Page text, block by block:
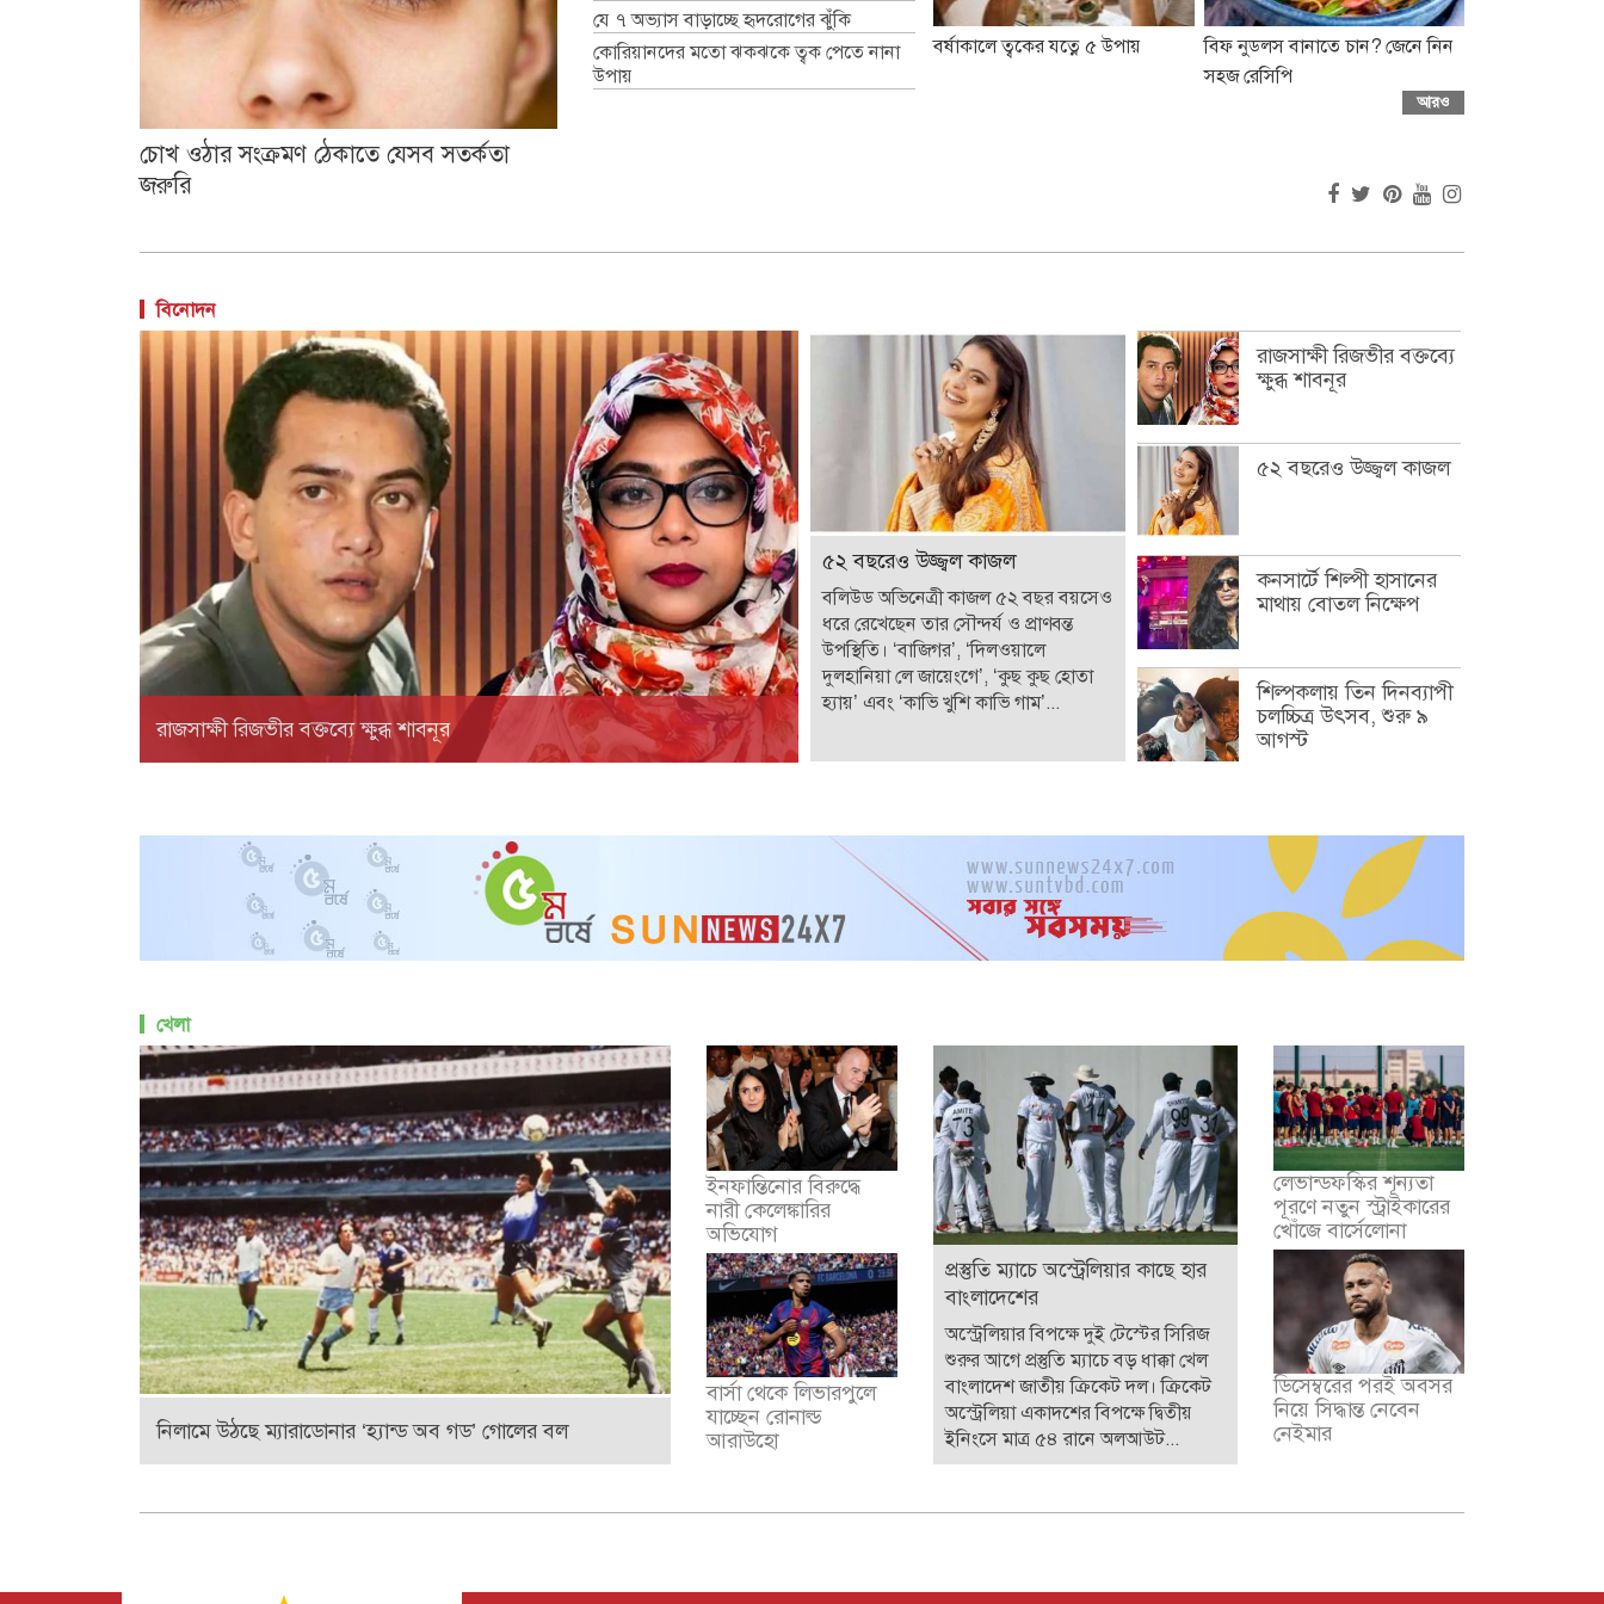
চোখ ওঠার সংক্রমণ ঠেকাতে যেসব সতর্কতা
জরুরি
যে ৭ অভ্যাস বাড়াচ্ছে হৃদরোগের ঝুঁকি
কোরিয়ানদের মতো ঝকঝকে ত্বক পেতে নানা
উপায়
বর্ষাকালে ত্বকের যত্নে ৫ উপায়
বিফ নুডলস বানাতে চান? জেনে নিন
সহজ রেসিপি
আরও
বিনোদন
রাজসাক্ষী রিজভীর বক্তব্যে ক্ষুব্ধ শাবনূর
৫২ বছরেও উজ্জ্বল কাজল
বলিউড অভিনেত্রী কাজল ৫২ বছর বয়সেও
ধরে রেখেছেন তার সৌন্দর্য ও প্রাণবন্ত
উপস্থিতি। ‘বাজিগর’, ‘দিলওয়ালে
দুলহানিয়া লে জায়েংগে’, ‘কুছ কুছ হোতা
হ্যায়’ এবং ‘কাভি খুশি কাভি গাম’...
রাজসাক্ষী রিজভীর বক্তব্যে
ক্ষুব্ধ শাবনূর
৫২ বছরেও উজ্জ্বল কাজল
কনসার্টে শিল্পী হাসানের
মাথায় বোতল নিক্ষেপ
শিল্পকলায় তিন দিনব্যাপী
চলচ্চিত্র উৎসব, শুরু ৯
আগস্ট
খেলা
নিলামে উঠছে ম্যারাডোনার ‘হ্যান্ড অব গড’ গোলের বল
ইনফান্তিনোর বিরুদ্ধে
নারী কেলেঙ্কারির
অভিযোগ
বার্সা থেকে লিভারপুলে
যাচ্ছেন রোনাল্ড
আরাউহো
প্রস্তুতি ম্যাচে অস্ট্রেলিয়ার কাছে হার
বাংলাদেশের
অস্ট্রেলিয়ার বিপক্ষে দুই টেস্টের সিরিজ
শুরুর আগে প্রস্তুতি ম্যাচে বড় ধাক্কা খেল
বাংলাদেশ জাতীয় ক্রিকেট দল। ক্রিকেট
অস্ট্রেলিয়া একাদশের বিপক্ষে দ্বিতীয়
ইনিংসে মাত্র ৫৪ রানে অলআউট...
লেভান্ডফস্কির শূন্যতা
পূরণে নতুন স্ট্রাইকারের
খোঁজে বার্সেলোনা
ডিসেম্বরের পরই অবসর
নিয়ে সিদ্ধান্ত নেবেন
নেইমার